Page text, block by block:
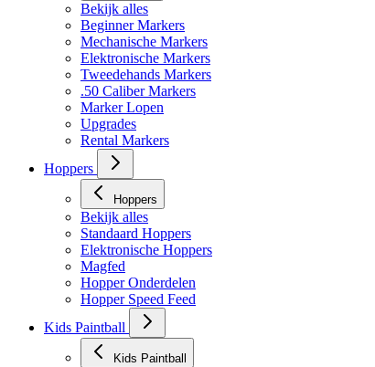
Bekijk alles
Beginner Markers
Mechanische Markers
Elektronische Markers
Tweedehands Markers
.50 Caliber Markers
Marker Lopen
Upgrades
Rental Markers
Hoppers
Hoppers
Bekijk alles
Standaard Hoppers
Elektronische Hoppers
Magfed
Hopper Onderdelen
Hopper Speed Feed
Kids Paintball
Kids Paintball